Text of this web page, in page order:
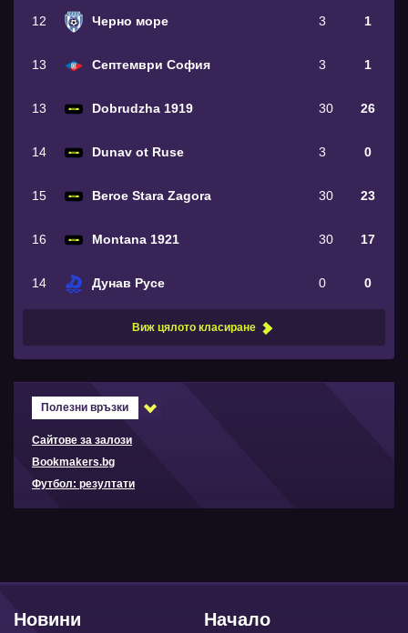
12 Черно море 3 1
13 Септември София 3 1
13 Dobrudzha 1919 30 26
14 Dunav ot Ruse 3 0
15 Beroe Stara Zagora 30 23
16 Montana 1921 30 17
14 Дунав Русе 0 0
Виж цялото класиране
Полезни връзки
Сайтове за залози
Bookmakers.bg
Футбол: резултати
Начало
Новини